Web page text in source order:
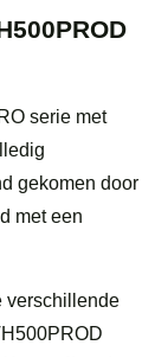
serie met
gekomen door
met een
verschillende